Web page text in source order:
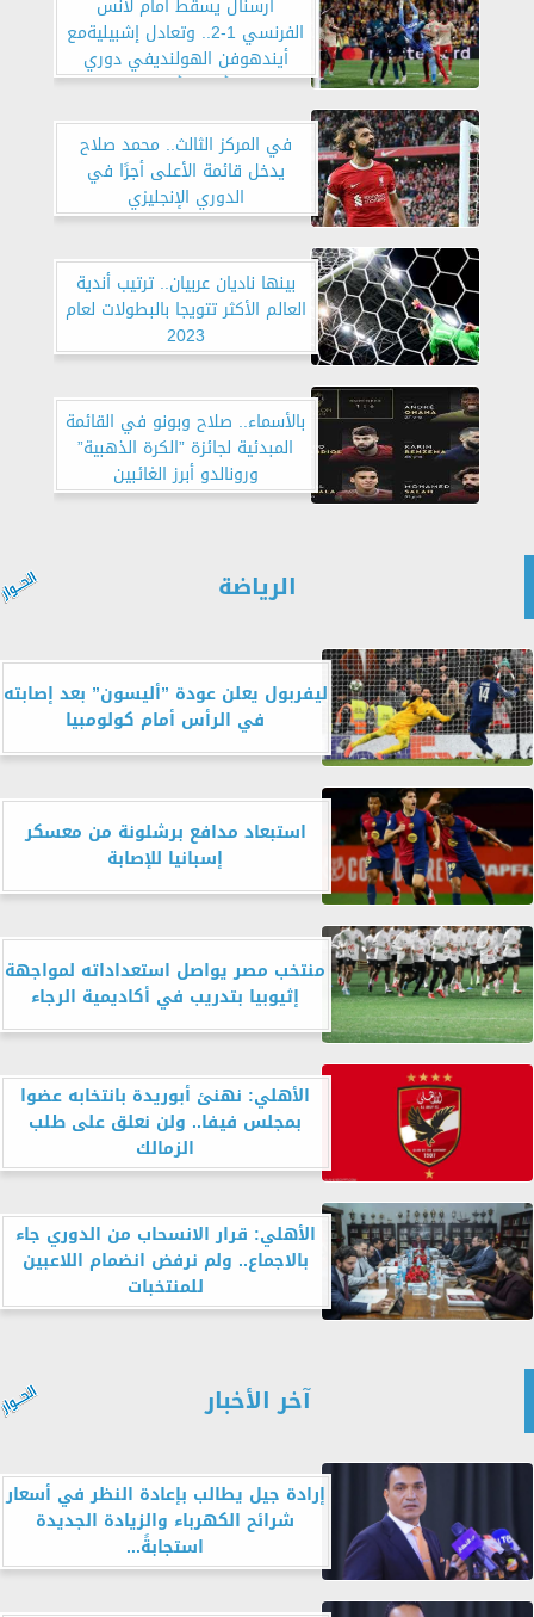
أرسنال يسقط أمام لانس
الفرنسي 1-2.. وتعادل إشبيليةمع
أيندهوفن الهولنديفي دوري
أبطال أوروبا
في المركز الثالث.. محمد صلاح
يدخل قائمة الأعلى أجرًا في
الدوري الإنجليزي
بينها ناديان عربيان.. ترتيب أندية
العالم الأكثر تتويجا بالبطولات لعام
2023
بالأسماء.. صلاح وبونو في القائمة
المبدئية لجائزة ”الكرة الذهبية”
ورونالدو أبرز الغائبين
الرياضة
ليفربول يعلن عودة ”أليسون” بعد إصابته
في الرأس أمام كولومبيا
استبعاد مدافع برشلونة من معسكر
إسبانيا للإصابة
منتخب مصر يواصل استعداداته لمواجهة
إثيوبيا بتدريب في أكاديمية الرجاء
الأهلي: نهنئ أبوريدة بانتخابه عضوا
بمجلس فيفا.. ولن نعلق على طلب
الزمالك
الأهلي: قرار الانسحاب من الدوري جاء
بالاجماع.. ولم نرفض انضمام اللاعبين
للمنتخبات
آخر الأخبار
إرادة جيل يطالب بإعادة النظر في أسعار
شرائح الكهرباء والزيادة الجديدة
استجابةً...